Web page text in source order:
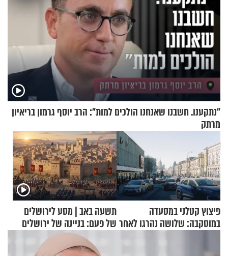
"נתקענו. חשבנו שאנחנו הולכים למות": הרב יוסף גרמון בריאיון
מרתק
פיצוץ קטלני במסעדה
במוסקבה: שלושה נהרגו לאחר
תשעה באב | מסע לירושלים
של פעם: בניינה של ירושלים